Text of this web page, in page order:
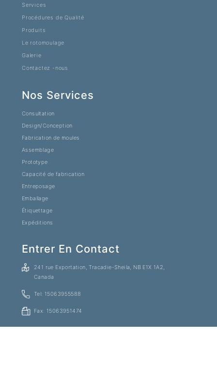
Services
Procédures de Qualité
Produits
Le rotomoulage
Galerie
Contactez -nous
Nos Services
Consultation
Design/Conception
Fabrication de moules
Assemblage
Prototype
Capacité de fabrication
Entreposage
Emballage
Étiquettage
Expéditions
Entrer En Contact
241 rue Exportation, Tracadie-Sheila, NB E1X 1A2,
Canada
Tel: 15063955588
Fax: 15063951474